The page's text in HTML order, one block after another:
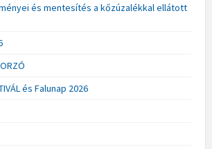
és mentesítés a kőzúzalékkal ellátott
és Falunap 2026